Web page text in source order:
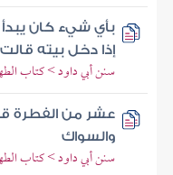
بأي شيء كان
إذا دخل بيته
سنن أبي داود > كتاب
عشر من الفطرة
والسواك
سنن أبي داود > كتاب